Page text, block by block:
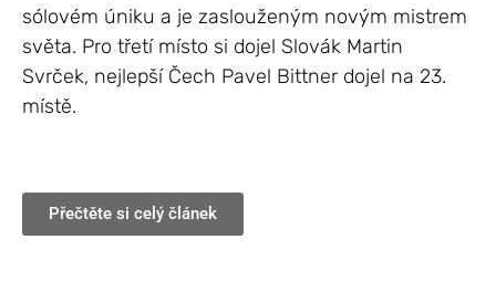
sólovém úniku a je zaslouženým novým mistrem
světa. Pro třetí místo si dojel Slovák Martin
Svrček, nejlepší Čech Pavel Bittner dojel na 23.
místě.
Přečtěte si celý článek